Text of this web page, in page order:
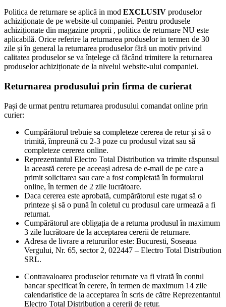
Politica de returnare se aplică in mod EXCLUSIV produselor
achiziționate de pe website-ul companiei. Pentru produsele
achiziționate din magazine proprii , politica de returnare NU este
aplicabilă. Orice referire la returnarea produselor in termen de 30
zile și în general la returnarea produselor fără un motiv privind
calitatea produselor se va înțelege că făcând trimitere la returnarea
produselor achiziționate de la nivelul website-ului companiei.
Returnarea produsului prin firma de curierat
Pași de urmat pentru returnarea produsului comandat online prin
curier:
Cumpărătorul trebuie sa completeze cererea de retur și să o
trimită, împreună cu 2-3 poze cu produsul vizat sau să
completeze cererea online.
Reprezentantul Electro Total Distribution va trimite răspunsul
la această cerere pe aceeași adresa de e-mail de pe care a
primit solicitarea sau care a fost completată în formularul
online, în termen de 2 zile lucrătoare.
Daca cererea este aprobată, cumpărătorul este rugat să o
printeze și să o pună în coletul cu produsul care urmează a fi
returnat.
Cumpărătorul are obligația de a returna produsul în maximum
3 zile lucrătoare de la acceptarea cererii de returnare.
Adresa de livrare a retururilor este: Bucuresti, Soseaua
Vergului, Nr. 65, sector 2, 022447 – Electro Total Distribution
SRL.
Contravaloarea produselor returnate va fi virată în contul
bancar specificat în cerere, în termen de maximum 14 zile
calendaristice de la acceptarea în scris de către Reprezentantul
Electro Total Distribution a cererii de retur.